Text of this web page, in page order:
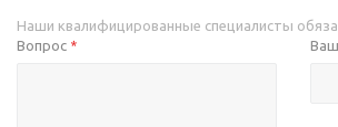
Наши квалифицированные специалисты
Вопрос *